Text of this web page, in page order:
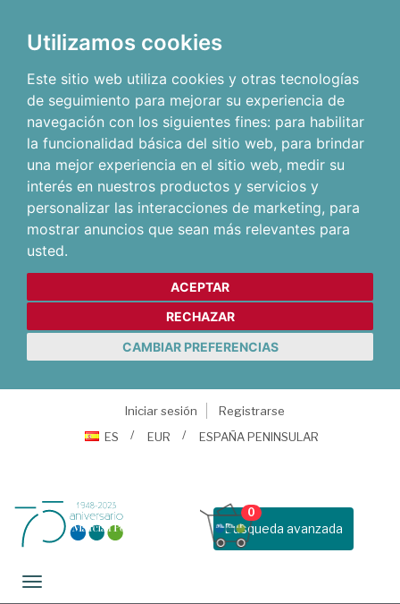
Utilizamos cookies
Este sitio web utiliza cookies y otras tecnologías
de seguimiento para mejorar su experiencia de
navegación con los siguientes fines: para habilitar
la funcionalidad básica del sitio web, para brindar
una mejor experiencia en el sitio web, medir su
interés en nuestros productos y servicios y
personalizar las interacciones de marketing, para
mostrar anuncios que sean más relevantes para
usted.
ACEPTAR
RECHAZAR
CAMBIAR PREFERENCIAS
Iniciar sesión
Registrarse
ES
EUR ESPAÑA PENINSULAR
Busqueda avanzada
0
Toggle navigation